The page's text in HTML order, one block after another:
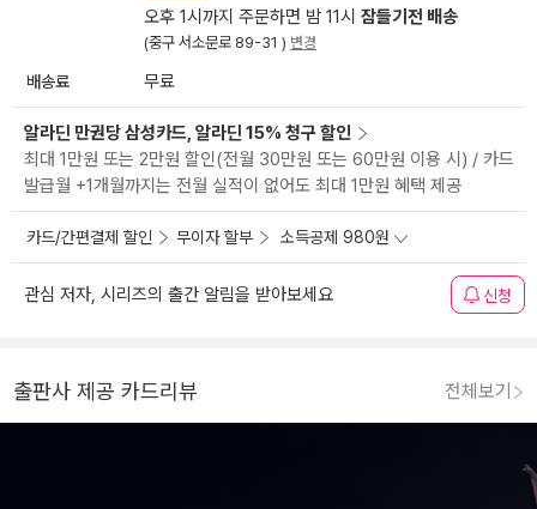
오후 1시까지 주문하면 밤 11시 잠들기전 배송
(중구 서소문로 89-31 ) 변경
배송료 무료
알라딘 만권당 삼성카드, 알라딘 15% 청구 할인
최대 1만원 또는 2만원 할인(전월 30만원 또는 60만원 이용 시) / 카드
발급월 +1개월까지는 전월 실적이 없어도 최대 1만원 혜택 제공
카드/간편결제 할인 무이자 할부 소득공제 980원
관심 저자, 시리즈의 출간 알림을 받아보세요 신청
출판사 제공 카드리뷰 전체보기